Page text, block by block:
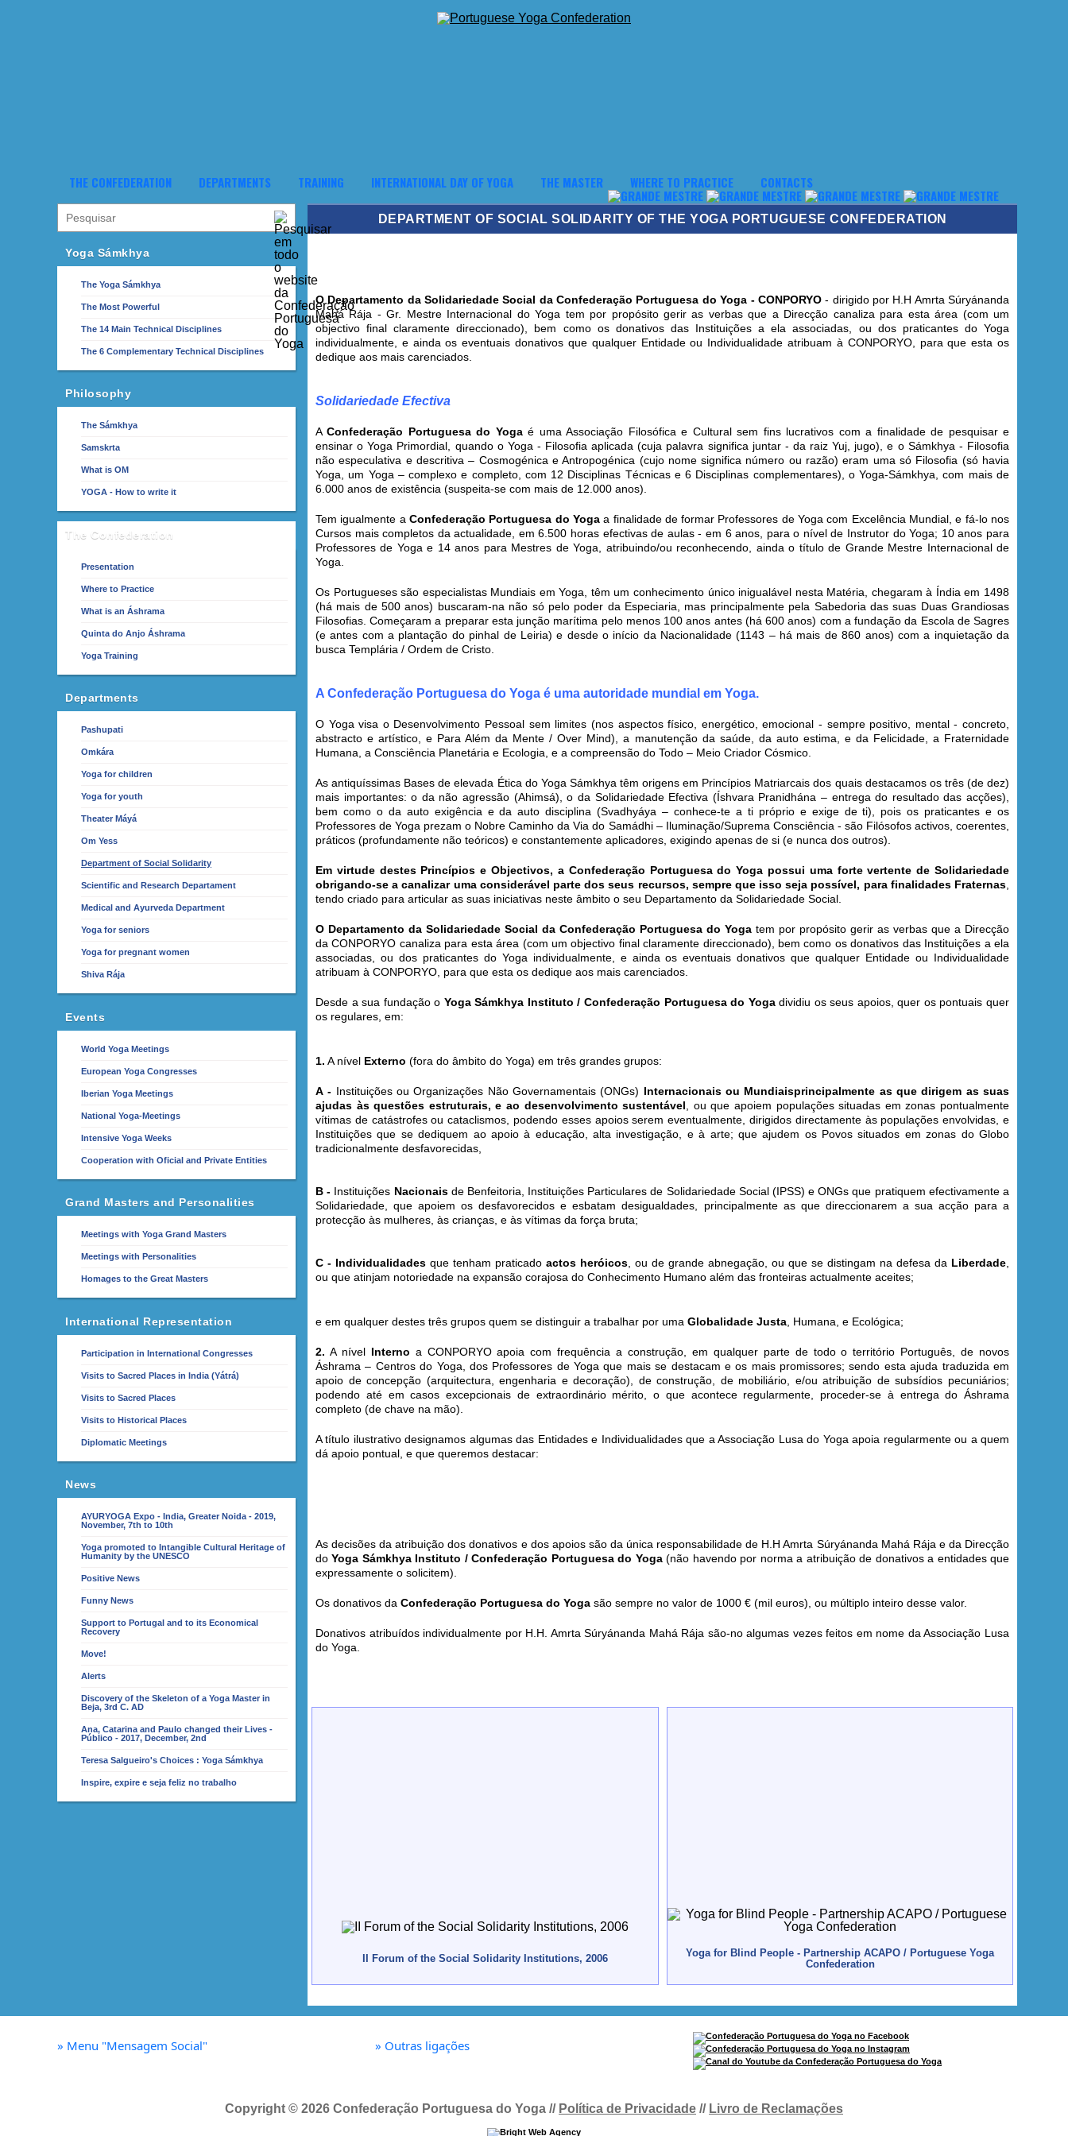
THE CONFEDERATION DEPARTMENTS TRAINING INTERNATIONAL DAY OF YOGA THE MASTER WHERE TO PRACTICE CONTACTS
Yoga Sámkhya
The Yoga Sámkhya
The Most Powerful
The 14 Main Technical Disciplines
The 6 Complementary Technical Disciplines
Philosophy
The Sámkhya
Samskrta
What is OM
YOGA - How to write it
The Confederation
Presentation
Where to Practice
What is an Áshrama
Quinta do Anjo Áshrama
Yoga Training
Departments
Pashupati
Omkára
Yoga for children
Yoga for youth
Theater Máyá
Om Yess
Department of Social Solidarity
Scientific and Research Departament
Medical and Ayurveda Department
Yoga for seniors
Yoga for pregnant women
Shiva Rája
Events
World Yoga Meetings
European Yoga Congresses
Iberian Yoga Meetings
National Yoga-Meetings
Intensive Yoga Weeks
Cooperation with Oficial and Private Entities
Grand Masters and Personalities
Meetings with Yoga Grand Masters
Meetings with Personalities
Homages to the Great Masters
International Representation
Participation in International Congresses
Visits to Sacred Places in India (Yátrá)
Visits to Sacred Places
Visits to Historical Places
Diplomatic Meetings
News
AYURYOGA Expo - India, Greater Noida - 2019,
November, 7th to 10th
Yoga promoted to Intangible Cultural Heritage of
Humanity by the UNESCO
Positive News
Funny News
Support to Portugal and to its Economical
Recovery
Move!
Alerts
Discovery of the Skeleton of a Yoga Master in
Beja, 3rd C. AD
Ana, Catarina and Paulo changed their Lives -
Público - 2017, December, 2nd
Teresa Salgueiro's Choices : Yoga Sámkhya
Inspire, expire e seja feliz no trabalho
DEPARTMENT OF SOCIAL SOLIDARITY OF THE YOGA PORTUGUESE CONFEDERATION
O Departamento da Solidariedade Social da Confederação Portuguesa do Yoga - CONPORYO- dirigido por H.H Amrta Súryánanda
Mahá Rája -Gr. Mestre Internacional do Yoga tem por propósito gerir as verbas que a Direcção canaliza para esta área (com um
objectivo final claramente direccionado), bem como os donativos das Instituições a ela associadas, ou dos praticantes do Yoga
individualmente, e ainda os eventuais donativos que qualquer Entidade ou Individualidade atribuam à CONPORYO, para que esta os
dedique aos mais carenciados.
Solidariedade Efectiva
AConfederação Portuguesa do Yogaé uma Associação Filosófica e Cultural sem fins lucrativos com a finalidade de pesquisar e
ensinar o Yoga Primordial, quando o Yoga - Filosofia aplicada (cuja palavra significa juntar - da raiz Yuj, jugo), e o Sámkhya - Filosofia
não especulativa e descritiva – Cosmogénica e Antropogénica (cujo nome significa número ou razão) eram uma só Filosofia (só havia
Yoga, um Yoga – complexo e completo, com 12 Disciplinas Técnicas e 6 Disciplinas complementares), o Yoga-Sámkhya, com mais de
6.000 anos de existência (suspeita-se com mais de 12.000 anos).
Tem igualmente a Confederação Portuguesa do Yogaa finalidade de formar Professores de Yoga com Excelência Mundial, e fá-lo nos
Cursos mais completos da actualidade, em 6.500 horas efectivas de aulas - em 6 anos, para o nível de Instrutor do Yoga; 10 anos para
Professores de Yoga e 14 anos para Mestres de Yoga, atribuindo/ou reconhecendo, ainda o título de Grande Mestre Internacional de
Yoga.
Os Portugueses são especialistas Mundiais em Yoga, têm um conhecimento único inigualável nesta Matéria, chegaram à Índia em 1498
(há mais de 500 anos) buscaram-na não só pelo poder da Especiaria, mas principalmente pela Sabedoria das suas Duas Grandiosas
Filosofias. Começaram a preparar esta junção marítima pelo menos 100 anos antes (há 600 anos) com a fundação da Escola de Sagres
(e antes com a plantação do pinhal de Leiria) e desde o início da Nacionalidade (1143 – há mais de 860 anos) com a inquietação da
busca Templária / Ordem de Cristo.
A Confederação Portuguesa do Yoga é uma autoridade mundial em Yoga.
O Yoga visa o Desenvolvimento Pessoal sem limites (nos aspectos físico, energético, emocional - sempre positivo, mental - concreto,
abstracto e artístico, e Para Além da Mente / Over Mind), a manutenção da saúde, da auto estima, e da Felicidade, a Fraternidade
Humana, a Consciência Planetária e Ecologia, e a compreensão do Todo – Meio Criador Cósmico.
As antiquíssimas Bases de elevada Ética do Yoga Sámkhya têm origens em Princípios Matriarcais dos quais destacamos os três (de dez)
mais importantes: o da não agressão (Ahimsá), o da Solidariedade Efectiva (Íshvara Pranidhána – entrega do resultado das acções),
bem como o da auto exigência e da auto disciplina (Svadhyáya – conhece-te a ti próprio e exige de ti), pois os praticantes e os
Professores de Yoga prezam o Nobre Caminho da Via do Samádhi – Iluminação/Suprema Consciência - são Filósofos activos, coerentes,
práticos (profundamente não teóricos) e constantemente aplicadores, exigindo apenas de si (e nunca dos outros).
Em virtude destes Princípios e Objectivos, a Confederação Portuguesa do Yoga possui uma forte vertente de Solidariedade
obrigando-se a canalizar uma considerável parte dos seus recursos, sempre que isso seja possível, para finalidades Fraternas
tendo criado para articular as suas iniciativas neste âmbito o seu Departamento da Solidariedade Social.
O Departamento da Solidariedade Social da Confederação Portuguesa do Yoga tem por propósito gerir as verbas que a Direcção
da CONPORYO canaliza para esta área (com um objectivo final claramente direccionado), bem como os donativos das Instituições a ela
associadas, ou dos praticantes do Yoga individualmente, e ainda os eventuais donativos que qualquer Entidade ou Individualidade
atribuam à CONPORYO, para que esta os dedique aos mais carenciados.
Desde a sua fundação o Yoga Sámkhya Instituto / Confederação Portuguesa do Yogadividiu os seus apoios, quer os pontuais quer
os regulares, em:
1. A nível Externo (fora do âmbito do Yoga) em três grandes grupos:
A- Instituições ou Organizações Não Governamentais (ONGs) Internacionais ou Mundiaisprincipalmente as que dirigem as suas
ajudas às questões estruturais, e ao desenvolvimento sustentável , ou que apoiem populações situadas em zonas pontualmente
vítimas de catástrofes ou cataclismos, podendo esses apoios serem eventualmente, dirigidos directamente às populações envolvidas, e
Instituições que se dediquem ao apoio à educação, alta investigação, e à arte; que ajudem os Povos situados em zonas do Globo
tradicionalmente desfavorecidas,
B - Instituições Nacionaisde Benfeitoria, Instituições Particulares de Solidariedade Social (IPSS) e ONGs que pratiquem efectivamente a
Solidariedade, que apoiem os desfavorecidos e esbatam desigualdades, principalmente as que direccionarem a sua acção para a
protecção às mulheres, às crianças, e às vítimas da força bruta;
C - Individualidades que tenham praticado actos heróicos , ou de grande abnegação, ou que se distingam na defesa da Liberdade
ou que atinjam notoriedade na expansão corajosa do Conhecimento Humano além das fronteiras actualmente aceites;
e em qualquer destes três grupos quem se distinguir a trabalhar por uma Globalidade Justa , Humana, e Ecológica;
2. A nívelInterno a CONPORYO apoia com frequência a construção, em qualquer parte de todo o território Português, de novos
Áshrama – Centros do Yoga, dos Professores de Yoga que mais se destacam e os mais promissores; sendo esta ajuda traduzida em
apoio de concepção (arquitectura, engenharia e decoração), de construção, de mobiliário, e/ou atribuição de subsídios pecuniários;
podendo até em casos excepcionais de extraordinário mérito, o que acontece regularmente, proceder-se à entrega do Áshrama
completo (de chave na mão).
A título ilustrativo designamos algumas das Entidades e Individualidades que a Associação Lusa do Yoga apoia regularmente ou a quem
dá apoio pontual, e que queremos destacar:
As decisões da atribuição dos donativos e dos apoios são da única responsabilidade de H.H Amrta Súryánanda Mahá Rája e da Direcção
doYoga Sámkhya Instituto / Confederação Portuguesa do Yoga(não havendo por norma a atribuição de donativos a entidades que
expressamente o solicitem).
Os donativos da Confederação Portuguesa do Yoga são sempre no valor de 1000 € (mil euros), ou múltiplo inteiro desse valor.
Donativos atribuídos individualmente por H.H. Amrta Súryánanda Mahá Rája são-no algumas vezes feitos em nome da Associação Lusa
do Yoga.
II Forum of the Social Solidarity Institutions, 2006
Yoga for Blind People - Partnership ACAPO / Portuguese Yoga
Confederation
» Menu "Mensagem Social" » Outras ligações
Copyright © 2026 Confederação Portuguesa do Yoga // Política de Privacidade // Livro de Reclamações